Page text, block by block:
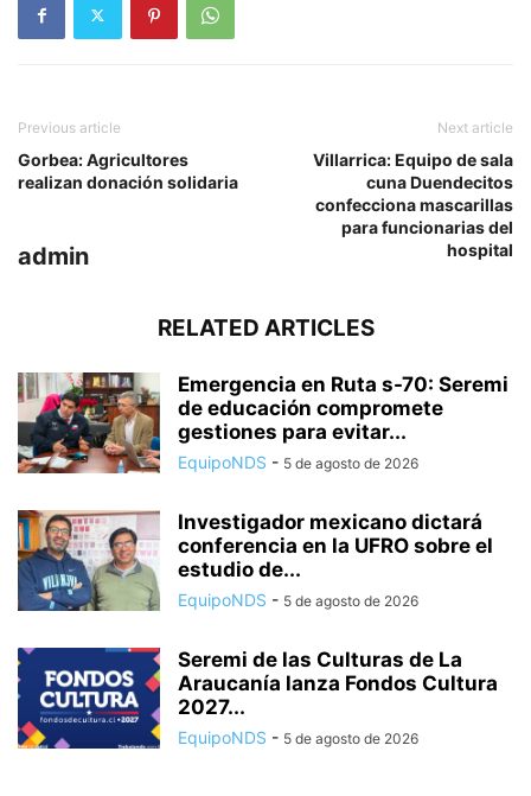
Previous article
Gorbea: Agricultores
realizan donación solidaria
Next article
Villarrica: Equipo de sala
cuna Duendecitos
confecciona mascarillas
para funcionarias del
hospital
admin
RELATED ARTICLES
Emergencia en Ruta s-70: Seremi
de educación compromete
gestiones para evitar...
EquipoNDS - 5 de agosto de 2026
Investigador mexicano dictará
conferencia en la UFRO sobre el
estudio de...
EquipoNDS - 5 de agosto de 2026
Seremi de las Culturas de La
Araucanía lanza Fondos Cultura
2027...
EquipoNDS - 5 de agosto de 2026